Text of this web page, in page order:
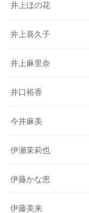
井上ほの花
井上喜久子
井上麻里奈
井口裕香
今井麻美
伊瀬茉莉也
伊藤かな恵
伊藤美来